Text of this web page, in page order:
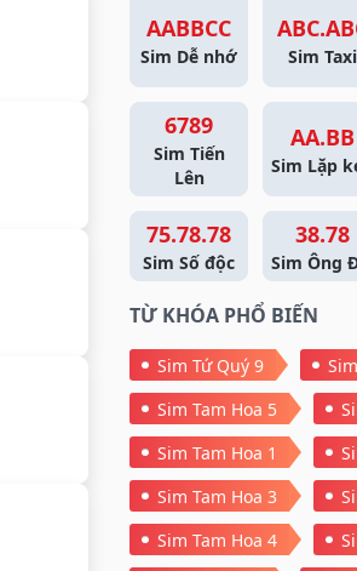
AABBCC
Sim Dễ nhớ Sim Taxi
6789
Sim Tiến
Lên
AA.BB
Sim Lặp
75.78.78
Sim Số độc
38.78
Sim Ông
TỪ KHÓA PHỔ BIẾN
Sim Tứ Quý 9
Sim Tam Hoa 5
Sim Tam Hoa 1
Sim Tam Hoa 3
Sim Tam Hoa 4